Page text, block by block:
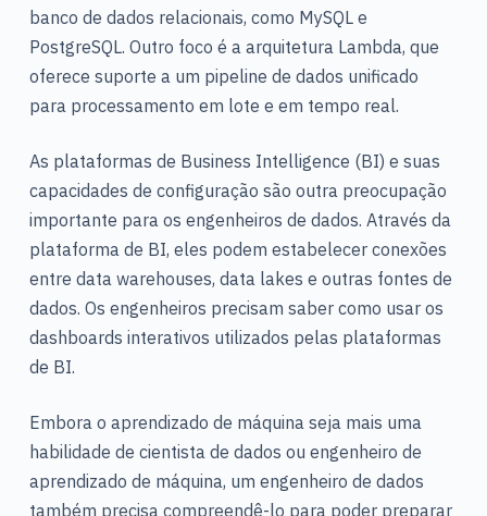
banco de dados relacionais, como MySQL e
PostgreSQL. Outro foco é a arquitetura Lambda, que
oferece suporte a um pipeline de dados unificado
para processamento em lote e em tempo real.
As plataformas de Business Intelligence (BI) e suas
capacidades de configuração são outra preocupação
importante para os engenheiros de dados. Através da
plataforma de BI, eles podem estabelecer conexões
entre data warehouses, data lakes e outras fontes de
dados. Os engenheiros precisam saber como usar os
dashboards interativos utilizados pelas plataformas
de BI.
Embora o aprendizado de máquina seja mais uma
habilidade de cientista de dados ou engenheiro de
aprendizado de máquina, um engenheiro de dados
também precisa compreendê-lo para poder preparar